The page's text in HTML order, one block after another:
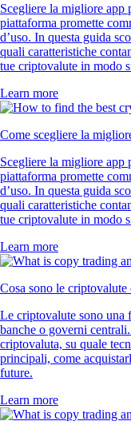
Scegliere la migliore app
piattaforma promette
d’uso. In questa guida
quali caratteristiche
tue criptovalute in modo
Learn more
Come scegliere la
Scegliere la migliore app
piattaforma promette
d’uso. In questa guida
quali caratteristiche
tue criptovalute in modo
Learn more
Cosa sono le
Le criptovalute sono una
banche o governi
criptovaluta, su quale
principali, come
future.
Learn more